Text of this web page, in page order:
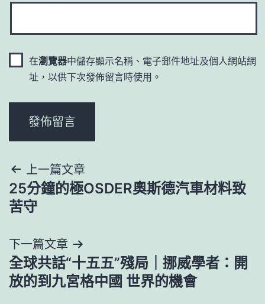
在瀏覽器中儲存顯示名稱、電子郵件地址及個人網站網
址，以供下次發佈留言時使用。
文
章
覽
上一篇文章
25分鐘的極OSDER奧斯德汽車材料致
苦守
下一篇文章
全球共話“十五五”殘局｜挪威學者：開
放的到九宮格中國 世界的機會